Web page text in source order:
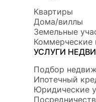
Квартиры
Дома/виллы
Земельные
УСЛУГИ
Подбор
Ипотечный
Юридические